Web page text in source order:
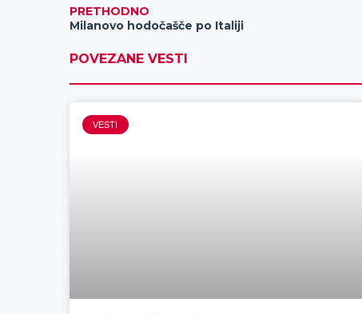
PRETHODNO
Milanovo hodočašče po Italiji
POVEZANE VESTI
VESTI